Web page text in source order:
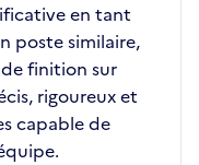
en tant
poste similaire,
finition sur
rigoureux et
capable de